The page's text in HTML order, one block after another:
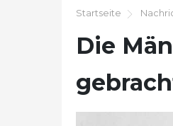
Startseite
Die